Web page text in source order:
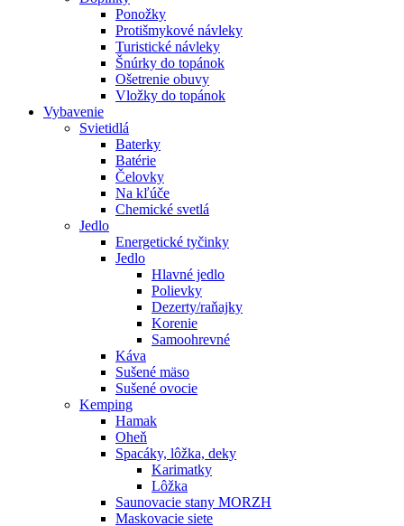
Ponožky
Protišmykové návleky
Turistické návleky
Šnúrky do topánok
Ošetrenie obuvy
Vložky do topánok
Vybavenie
Svietidlá
Baterky
Batérie
Čelovky
Na kľúče
Chemické svetlá
Jedlo
Energetické tyčinky
Jedlo
Hlavné jedlo
Polievky
Dezerty/raňajky
Korenie
Samoohrevné
Káva
Sušené mäso
Sušené ovocie
Kemping
Hamak
Oheň
Spacáky, lôžka, deky
Karimatky
Lôžka
Saunovacie stany MORZH
Maskovacie siete